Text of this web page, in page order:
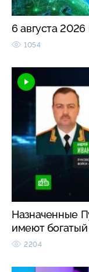
6 августа 2026
1054
Назначенные
имеют
2204